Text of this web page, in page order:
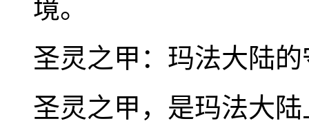
境。
圣灵之甲：玛法大陆
圣灵之甲，是玛法大